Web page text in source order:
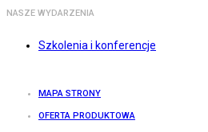
NASZE WYDARZENIA
Szkolenia i konferencje
MAPA STRONY
OFERTA PRODUKTOWA